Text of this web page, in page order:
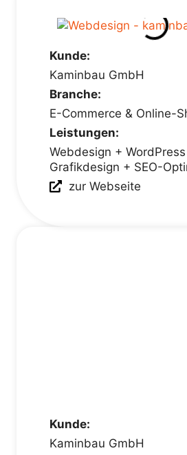
Kunde:
Kaminbau GmbH
Branche:
E-Commerce & Online-
Leistungen:
Webdesign +
Grafikdesign + SEO-
zur Webseite
Kunde:
Kaminbau GmbH